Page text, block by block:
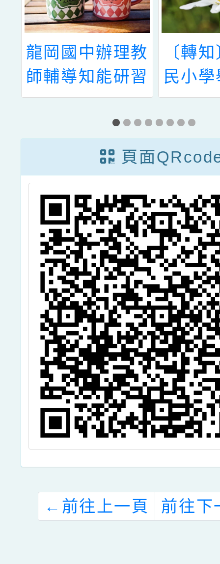
龍岡國中辦理教
師輔導知能研習
「班級經營與壓
力管理延 伸活
動工作坊」一
案，
〔轉
民小
教知
特殊
頁面
← 前往上一頁 前往下